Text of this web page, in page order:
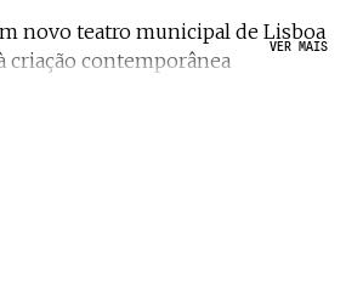
novo teatro municipal de Lisboa
criação contemporânea
VER MAIS